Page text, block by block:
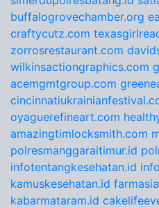
buffalogrovechamber.org
craftycutz.com
zorrosrestaurant.com
wilkinsactiongraphics.com
acemgmtgroup.com
oyaguerefineart.com
amazingtimlocksmith.com
polresmanggaraitimur.id
infotentangkesehatan.id
kamuskesehatan.id
kabarmataram.id